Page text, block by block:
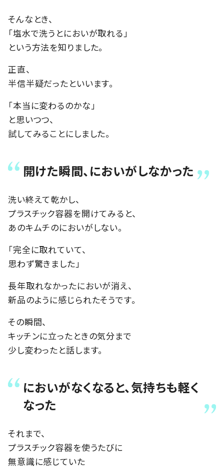
そんなとき、
「塩水で洗うとにおいが取れる」
という方法を知りました。
正直、
半信半疑だったといいます。
「本当に変わるのかな」
と思いつつ、
試してみることにしました。
開けた瞬間、においがしなかった
洗い終えて乾かし、
プラスチック容器を開けてみると、
あのキムチのにおいがしない。
「完全に取れていて、
思わず驚きました」
長年取れなかったにおいが消え、
新品のように感じられたそうです。
その瞬間、
キッチンに立ったときの気分まで
少し変わったと話します。
においがなくなると、気持ちも軽く
なった
それまで、
プラスチック容器を使うたびに
無意識に感じていた